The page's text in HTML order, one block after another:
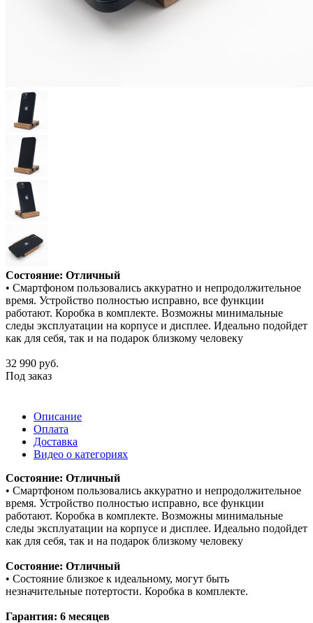
Состояние: Отличный
• Смартфоном пользовались аккуратно и непродолжительное
время. Устройство полностью исправно, все функции
работают. Коробка в комплекте. Возможны минимальные
следы эксплуатации на корпусе и дисплее. Идеально подойдет
как для себя, так и на подарок близкому человеку
32 990 руб.
Под заказ
Описание
Оплата
Доставка
Видео о категориях
Состояние: Отличный
• Смартфоном пользовались аккуратно и непродолжительное
время. Устройство полностью исправно, все функции
работают. Коробка в комплекте. Возможны минимальные
следы эксплуатации на корпусе и дисплее. Идеально подойдет
как для себя, так и на подарок близкому человеку
Состояние: Отличный
• Состояние близкое к идеальному, могут быть
незначительные потертости. Коробка в комплекте.
Гарантия: 6 месяцев